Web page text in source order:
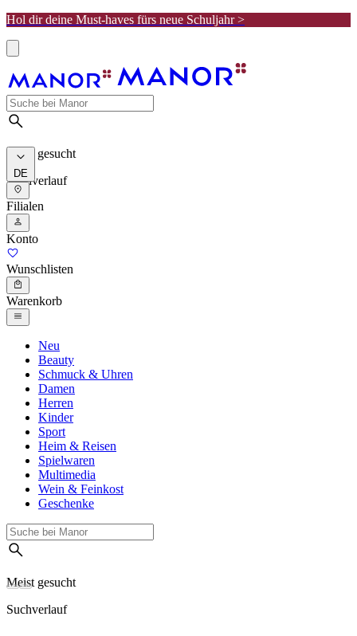
Hol dir deine Must-haves fürs neue Schuljahr >
Meist gesucht
Suchverlauf
DE
Filialen
Konto
Wunschlisten
Warenkorb
Neu
Beauty
Schmuck & Uhren
Damen
Herren
Kinder
Sport
Heim & Reisen
Spielwaren
Multimedia
Wein & Feinkost
Geschenke
Meist gesucht
Suchverlauf